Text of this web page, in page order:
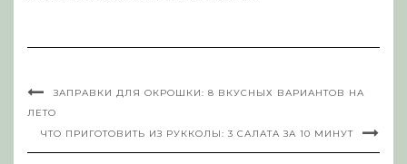
ЗАПРАВКИ ДЛЯ ОКРОШКИ: 8 ВКУСНЫХ ВАРИАНТОВ НА
ЛЕТО
ЧТО ПРИГОТОВИТЬ ИЗ РУККОЛЫ: 3 САЛАТА ЗА 10 МИНУТ